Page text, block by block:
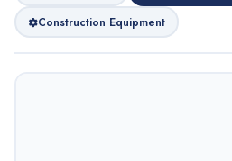
Construction Equipment